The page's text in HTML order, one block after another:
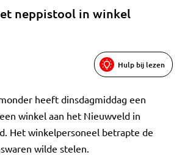
neppistool in winkel
Hulp bij lezen
heeft dinsdagmiddag een
winkel aan het Nieuwveld in
Het winkelpersoneel betrapte de
wilde stelen.